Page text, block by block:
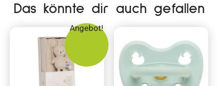
Das könnte dir auch gefallen
Angebot!